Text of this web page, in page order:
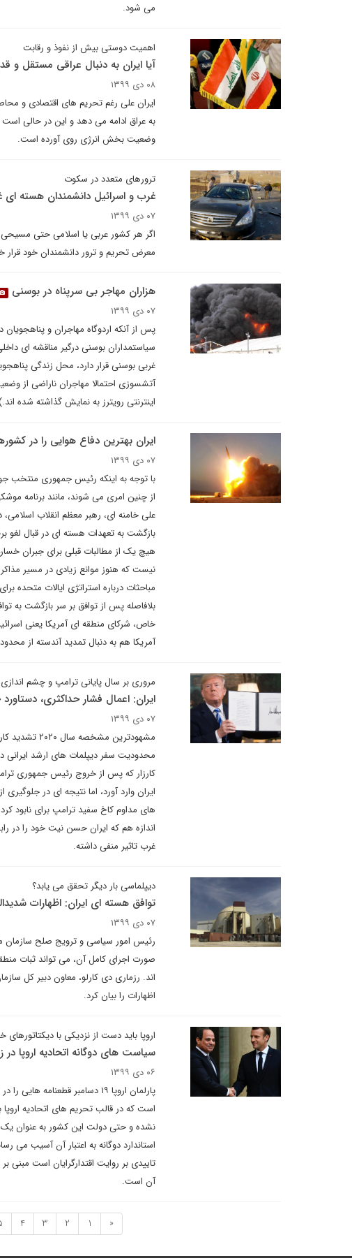
می شود.
اهمیت دوستی بیش از نفوذ و رقابت
آیا ایران به دنبال عراقی مستقل و
۰۸ دی ۱۳۹۹
ایران علی رغم تحریم های اقتصادی و
به عراق ادامه می دهد و این در حالی
وضعیت بخش انرژی روی آورده است.
ترورهای متعدد در سکوت
غرب و اسرائیل دانشمندان هسته
۰۷ دی ۱۳۹۹
اگر هر کشور عربی یا اسلامی حتی مسیحی
معرض تحریم و ترور دانشمندان خود قرار
هزاران مهاجر بی سرپناه در بوسنی
۰۷ دی ۱۳۹۹
پس از آنکه اردوگاه مهاجران و
سیاستمداران بوسنی درگیر مناقشه ای
غربی بوسنی قرار دارد، محل زندگی
آتشسوزی احتمالا مهاجران ناراضی از
اینترنتی رویترز به نمایش گذاشته شده
ایران بهترین دفاع هوایی را در
۰۷ دی ۱۳۹۹
با توجه به اینکه رئیس جمهوری منتخب جو
از چنین امری می شوند، مانند برنامه
علی خامنه ای، رهبر معظم انقلاب
بازگشت به تعهدات هسته ای در قبال لغو
هیچ یک از مطالبات قبلی برای جبران
نیست که هنوز موانع زیادی در مسیر
مباحثات درباره استراتژی ایالات متحده
بلافاصله پس از توافق بر سر بازگشت به
خاص، شرکای منطقه ای آمریکا یعنی
آمریکا هم به دنبال تمدید آندسته از محدودیت
مروری بر سال پایانی ترامپ و چشم
ایران: اعمال فشار حداکثری،
۰۷ دی ۱۳۹۹
مشهودترین
محدودیت سفر دیپلمات های ارشد ایرانی
ایران وارد آورد، اما نتیجه ای در
های مداوم کاخ سفید ترامپ برای نابود
اندازه هم که ایران حسن نیت خود را در
غرب تاثیر منفی داشته.
دیپلماسی بار دیگر تحقق می یابد؟
توافق هسته ای ایران: اظهارات
۰۷ دی ۱۳۹۹
رئیس امور سیاسی و ترویج صلح سازمان
صورت اجرای کامل آن، می تواند ثبات
اند. رزماری دی کارلو، معاون دبیر کل
اظهارات را بیان کرد.
اروپا باید دست از نزدیکی با دیکتاتورهای
سیاست های دوگانه اتحادیه اروپا
۰۶ دی ۱۳۹۹
پارلمان اروپا ۱۹ دسامبر
است که در قالب تحریم های اتحادیه
نشده و حتی دولت این کشور به عنوان یک
استاندارد دوگانه به اعتبار آن آسیب
تاییدی بر روایت اقتدارگرایان است
آن است.
«
1
2
3
4